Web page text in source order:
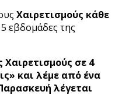
Χαιρετισμούς κάθε
εβδομάδες της
Χαιρετισμούς σε 4
και λέμε από ένα
λέγεται